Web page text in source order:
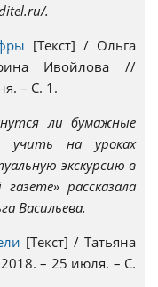
.
[Текст] / Ольга
Ивойлова //
– С. 1.
ли бумажные
учить на уроках
экскурсию в
рассказала
Васильева.
[Текст] / Татьяна
– 25 июля. – С.